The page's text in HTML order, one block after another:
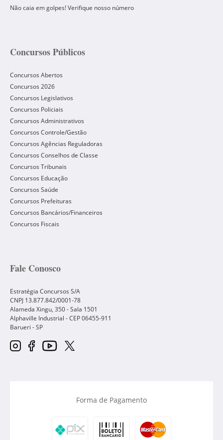
Não caia em golpes! Verifique nosso número
Concursos Públicos
Concursos Abertos
Concursos 2026
Concursos Legislativos
Concursos Policiais
Concursos Administrativos
Concursos Controle/Gestão
Concursos Agências Reguladoras
Concursos Conselhos de Classe
Concursos Tribunais
Concursos Educação
Concursos Saúde
Concursos Prefeituras
Concursos Bancários/Financeiros
Concursos Fiscais
Fale Conosco
Estratégia Concursos S/A
CNPJ 13.877.842/0001-78
Alameda Xingu, 350 - Sala 1501
Alphaville Industrial - CEP06455-911
Barueri -SP
Forma de Pagamento